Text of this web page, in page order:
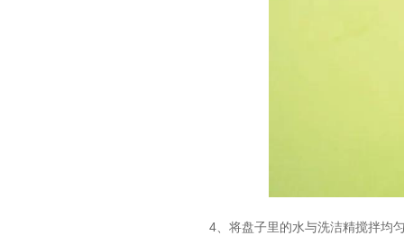
4、将盘子里的水与洗洁精搅拌均